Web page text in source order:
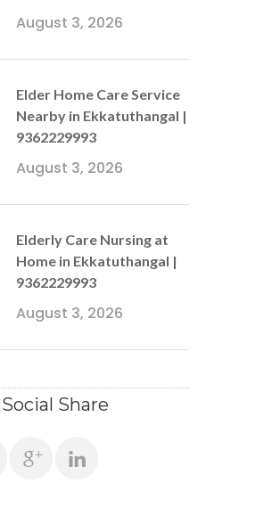
August 3, 2026
Elder Home Care Service
Nearby in Ekkatuthangal |
9362229993
August 3, 2026
Elderly Care Nursing at
Home in Ekkatuthangal |
9362229993
August 3, 2026
Social Share